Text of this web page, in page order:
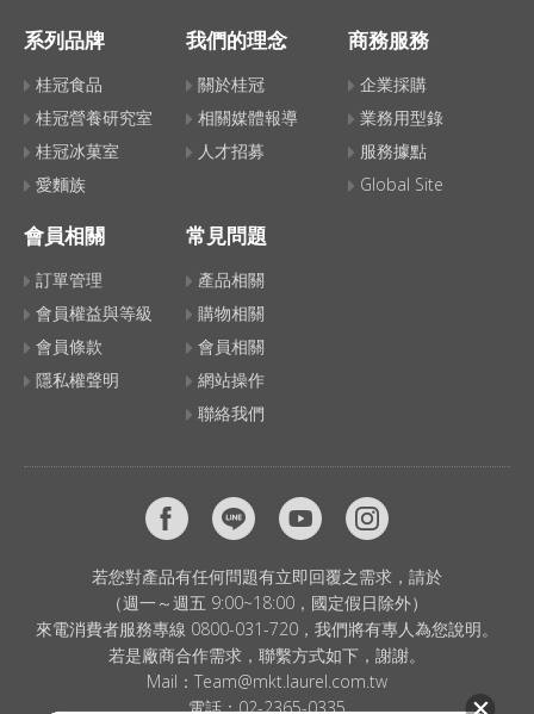
系列品牌
桂冠食品
桂冠營養研究室
桂冠冰菓室
愛麵族
我們的理念
關於桂冠
相關媒體報導
人才招募
商務服務
企業採購
業務用型錄
服務據點
Global Site
會員相關
訂單管理
會員權益與等級
會員條款
隱私權聲明
常見問題
產品相關
購物相關
會員相關
網站操作
聯絡我們
若您對產品有任何問題有立即回覆之需求，請於
（週一～週五 9:00~18:00，國定假日除外）
來電消費者服務專線 0800-031-720，我們將有專人為您說明。
若是廠商合作需求，聯繫方式如下，謝謝。
Mail： Team@mkt.laurel.com.tw
電話：02-2365-0335